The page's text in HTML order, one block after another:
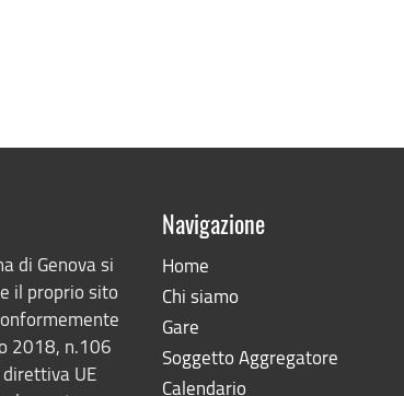
di Genova si
il proprio sito
2018, n.106
UE
Navigazione
Home
Chi siamo
Gare
Soggetto Aggregatore
Calendario